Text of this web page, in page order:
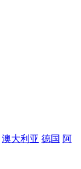
澳大利亚 德国 阿